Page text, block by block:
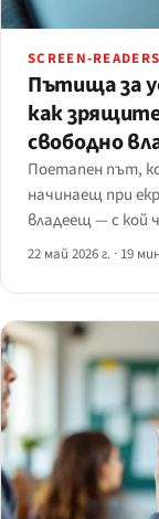
SCREEN-READERS
Пътища за
как
свободно
Поетапен път,
начинаещ при
владеещ — с кой
изключен
времето до
22 май 2026 г. · 19